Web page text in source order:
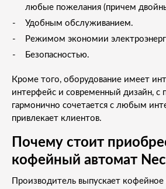
любые пожелания (причем
Удобным обслуживанием.
Режимом экономии
Безопасностью.
Кроме того, оборудование имеет
интерфейс и современный дизайн,
гармонично сочетается с любым
привлекает клиентов.
Почему стоит
кофейный автомат
Производитель выпускает